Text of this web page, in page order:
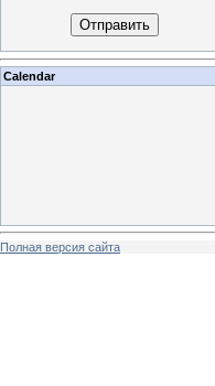
Отправить
Calendar
Полная версия сайта